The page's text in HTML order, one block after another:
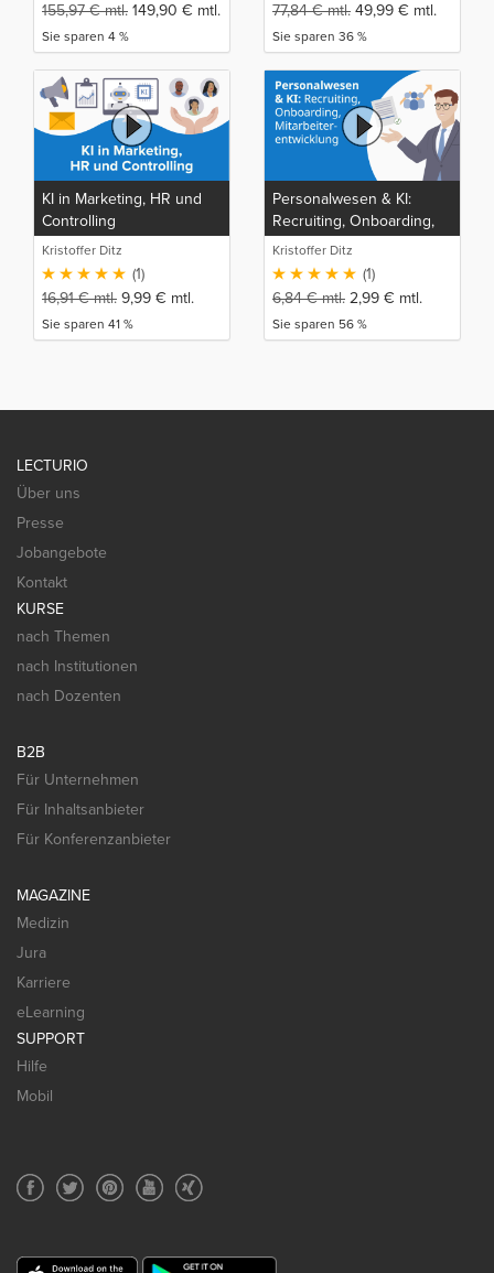
155,97€mtl. 149,90 € mtl.
Sie sparen 4 %
77,84€mtl. 49,99 € mtl.
Sie sparen 36 %
KI in Marketing, HR und
Controlling
Kristoffer Ditz
(1)
16,91€mtl. 9,99 € mtl.
Sie sparen 41 %
Personalwesen & KI:
Recruiting, Onboarding,
Mitarbeiterentwicklung
Kristoffer Ditz
(1)
6,84€mtl. 2,99 € mtl.
Sie sparen 56 %
LECTURIO
Über uns
Presse
Jobangebote
Kontakt
KURSE
nach Themen
nach Institutionen
nach Dozenten
B2B
Für Unternehmen
Für Inhaltsanbieter
Für Konferenzanbieter
MAGAZINE
Medizin
Jura
Karriere
eLearning
SUPPORT
Hilfe
Mobil